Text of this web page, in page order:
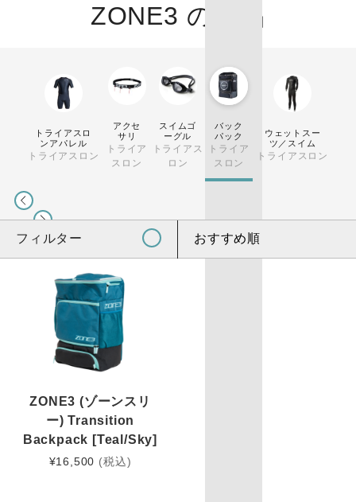
ZONE3 の製品
トライアスロ
ンアパレル
トライアスロン
アクセ
サリ
トライア
スロン
スイムゴ
ーグル
トライアス
ロン
バック
パック
トライア
スロン
ウェットスー
ツ／スイム
トライアスロン
フィルター おすすめ順
ZONE3 (ゾーンスリ
ー) Transition
Backpack [Teal/Sky]
¥16,500 (税込)